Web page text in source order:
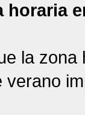
horaria
la